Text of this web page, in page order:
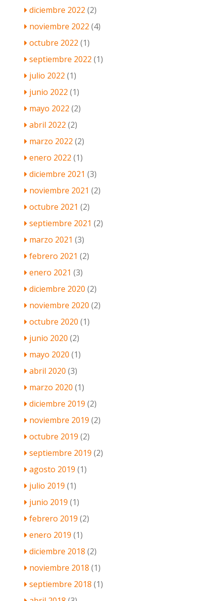
diciembre 2022 (2)
noviembre 2022 (4)
octubre 2022 (1)
septiembre 2022 (1)
julio 2022 (1)
junio 2022 (1)
mayo 2022 (2)
abril 2022 (2)
marzo 2022 (2)
enero 2022 (1)
diciembre 2021 (3)
noviembre 2021 (2)
octubre 2021 (2)
septiembre 2021 (2)
marzo 2021 (3)
febrero 2021 (2)
enero 2021 (3)
diciembre 2020 (2)
noviembre 2020 (2)
octubre 2020 (1)
junio 2020 (2)
mayo 2020 (1)
abril 2020 (3)
marzo 2020 (1)
diciembre 2019 (2)
noviembre 2019 (2)
octubre 2019 (2)
septiembre 2019 (2)
agosto 2019 (1)
julio 2019 (1)
junio 2019 (1)
febrero 2019 (2)
enero 2019 (1)
diciembre 2018 (2)
noviembre 2018 (1)
septiembre 2018 (1)